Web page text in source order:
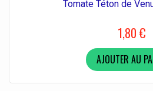
Tomate Téton de
1,80 €
AJOUTER AU